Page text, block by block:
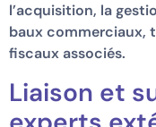
l’acquisition, la
baux commerciaux,
fiscaux associés.
Liaison et